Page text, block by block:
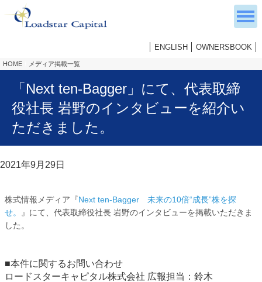
ENGLISH OWNERSBOOK
HOME メディア掲載一覧
「Next ten-Bagger」にて、代表取締
役社長 岩野のインタビューを紹介い
ただきました。
2021年9月29日
株式情報メディア『Next ten-Bagger 未来の10倍“成長”株を探
せ。
』にて、代表取締役社長 岩野のインタビューを掲載いただきま
した。
■本件に関するお問い合わせ
ロードスターキャピタル株式会社 広報担当：鈴木